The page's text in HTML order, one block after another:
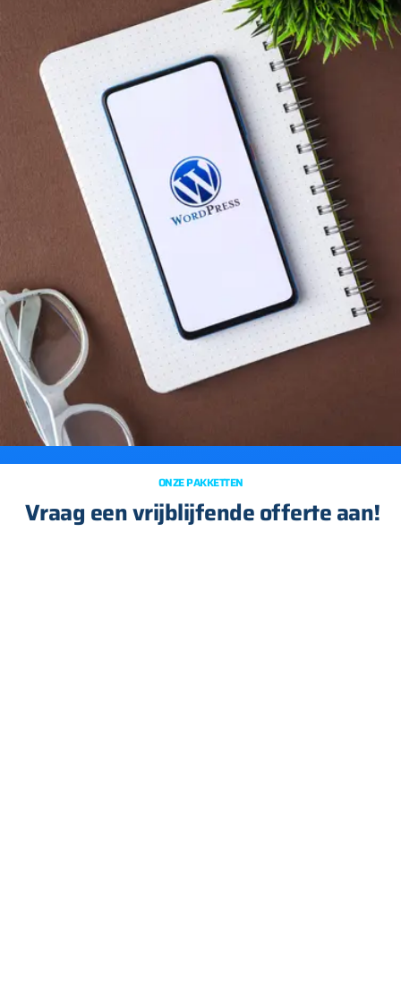
ONZE PAKKETTEN
Vraag een vrijblijfende offerte aan!